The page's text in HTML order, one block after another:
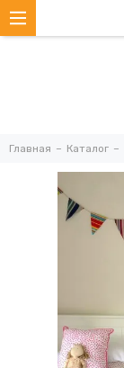
Главная Каталог